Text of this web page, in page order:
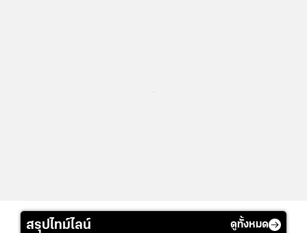
สรุปไทม์ไลน์ ดูทั้งหมด